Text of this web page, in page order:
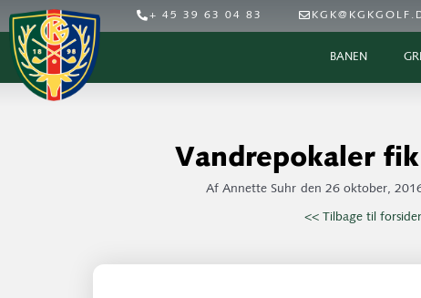
+ 45 39 63 04 83
BANEN
Vandrepokaler
AfAnnette Suhr den 26 oktober,
<< Tilbage til